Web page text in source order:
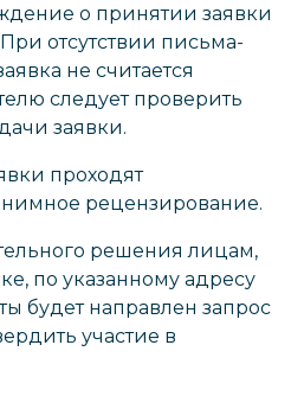
о принятии заявки
отсутствии письма-
не считается
следует проверить
заявки.
проходят
рецензирование.
решения лицам,
по указанному адресу
будет направлен запрос
участие в